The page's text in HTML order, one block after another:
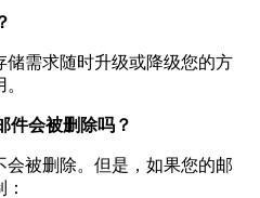
储需求随时升级或降级您的方
件会被删除吗？
被删除。但是，如果您的邮